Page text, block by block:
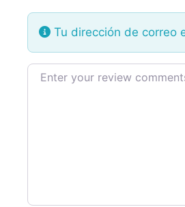
Tu dirección de correo
Texto de la reseña